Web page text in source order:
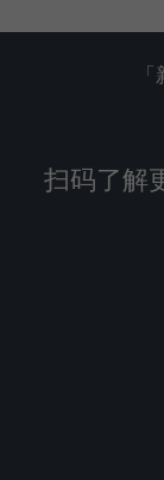
扫码了解